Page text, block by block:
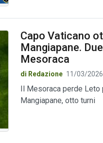
Capo Vaticano
Mangiapane.
Mesoraca
di Redazione 11/03/
Il Mesoraca perde
Mangiapane, otto turni